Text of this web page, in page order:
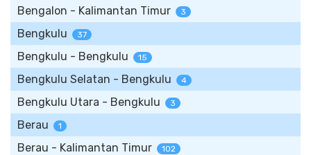
Bengalon - Kalimantan Timur 3
Bengkulu 37
Bengkulu - Bengkulu 15
Bengkulu Selatan - Bengkulu 4
Bengkulu Utara - Bengkulu 3
Berau 1
Berau - Kalimantan Timur 102